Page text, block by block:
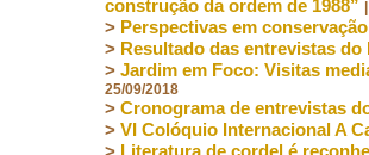
construção da ordem de 1988”
> Perspectivas em
> Resultado das entrevistas
> Jardim em Foco: Visitas
25/09/2018
> Cronograma de entrevistas
> VI Colóquio Internacional A
> Literatura de cordel é